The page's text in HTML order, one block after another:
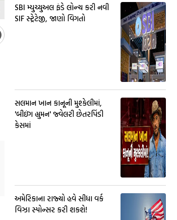
SBI મ્યુચ્યુઅલ ફંડે લોન્ચ કરી નવી
SIF સ્ટ્રેટેજી, જાણો વિગતો
સલમાન ખાન કાનૂની મુશ્કેલીમાં,
'બીઇંગ હ્યુમન' જ્વેલરી છેતરપિંડી
કેસમાં
અમેરિકાના રાજ્યો હવે સીધા વર્ક
વિઝા સ્પોન્સર કરી શકશે!